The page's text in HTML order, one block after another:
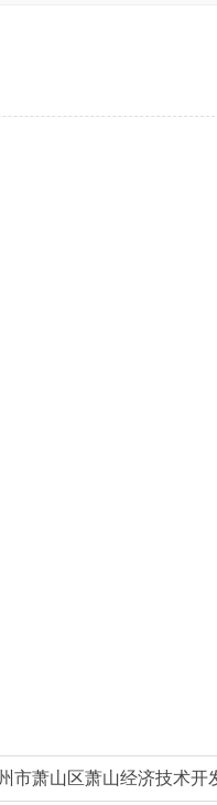
市萧山区萧山经济技术开